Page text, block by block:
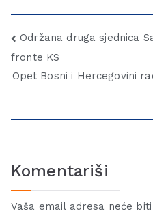
Održana druga sjednica
fronte KS
Opet Bosni i Hercegovini
Komentariši
Vaša email adresa neće